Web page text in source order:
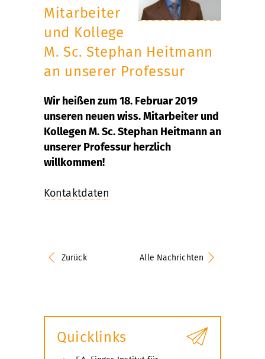
Mitarbeiter
und Kollege
M. Sc. Stephan Heitmann
an unserer Professur
Wir heißen zum 18. Februar 2019
unseren neuen wiss. Mitarbeiter und
Kollegen M. Sc. Stephan Heitmann an
unserer Professur herzlich
willkommen!
Kontaktdaten
Zurück Alle Nachrichten
Quicklinks